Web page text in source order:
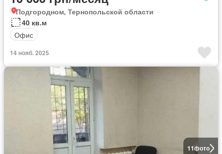
Подгородном, Тернопольской области
40 кв.м
Офис
14 нояб. 2025
11фото